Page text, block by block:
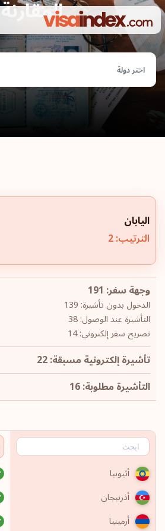
المقارنة
اختر دولة
اليابان
الترتيب: 2
وجهة سفر: 191
الدخول بدون تأشيرة: 139
التأشيرة عند الوصول: 38
تصريح سفر إلكتروني: 14
تأشيرة إلكترونية مسبقة: 22
التأشيرة مطلوبة: 16
أثيوبيا
أذربيجان
أرمينيا